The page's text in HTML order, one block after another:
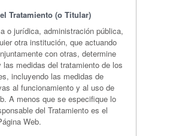
Tratamiento (o Titular)
o jurídica, administración pública,
otra institución, que actuando
con otras, determine
las medidas del tratamiento de los
incluyendo las medidas de
al funcionamiento y al uso de
A menos que se especifique lo
del Tratamiento es el
Web.